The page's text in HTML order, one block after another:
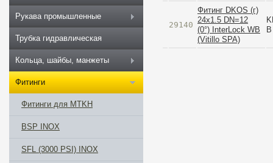
29140
Фитинг DKOS (г)
24x1.5 DN=12
(0°) InterLock WB
(Vitillo SPA)
B
Рукава промышленные
Трубка гидравлическая
Кольца, шайбы, манжеты
Фитинги
Фитинги для MTKH
BSP INOX
SFL (3000 PSI) INOX